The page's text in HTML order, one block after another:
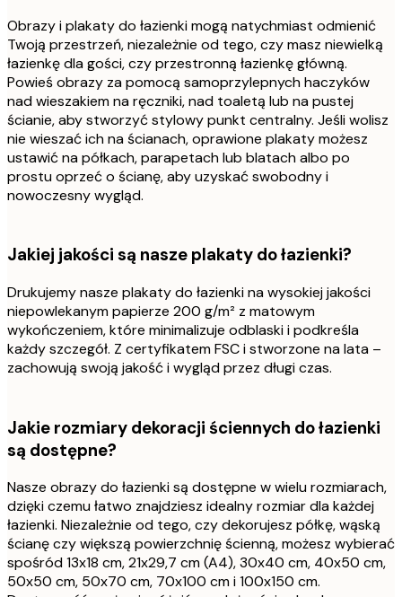
Obrazy i plakaty do łazienki mogą natychmiast odmienić
Twoją przestrzeń, niezależnie od tego, czy masz niewielką
łazienkę dla gości, czy przestronną łazienkę główną.
Powieś obrazy za pomocą samoprzylepnych haczyków
nad wieszakiem na ręczniki, nad toaletą lub na pustej
ścianie, aby stworzyć stylowy punkt centralny. Jeśli wolisz
nie wieszać ich na ścianach, oprawione plakaty możesz
ustawić na półkach, parapetach lub blatach albo po
prostu oprzeć o ścianę, aby uzyskać swobodny i
nowoczesny wygląd.
Jakiej jakości są nasze plakaty do łazienki?
Drukujemy nasze plakaty do łazienki na wysokiej jakości
niepowlekanym papierze 200 g/m² z matowym
wykończeniem, które minimalizuje odblaski i podkreśla
każdy szczegół. Z certyfikatem FSC i stworzone na lata –
zachowują swoją jakość i wygląd przez długi czas.
Jakie rozmiary dekoracji ściennych do łazienki
są dostępne?
Nasze obrazy do łazienki są dostępne w wielu rozmiarach,
dzięki czemu łatwo znajdziesz idealny rozmiar dla każdej
łazienki. Niezależnie od tego, czy dekorujesz półkę, wąską
ścianę czy większą powierzchnię ścienną, możesz wybierać
spośród 13x18 cm, 21x29,7 cm (A4), 30x40 cm, 40x50 cm,
50x50 cm, 50x70 cm, 70x100 cm i 100x150 cm.